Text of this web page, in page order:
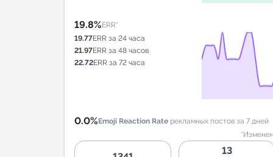
19.8%ERR*
19.77ERR за 24 часа
21.97ERR за 48 часов
22.72ERR за 72 часа
0.0%Emoji Reaction Rate рекламных постов за 7 дней
13